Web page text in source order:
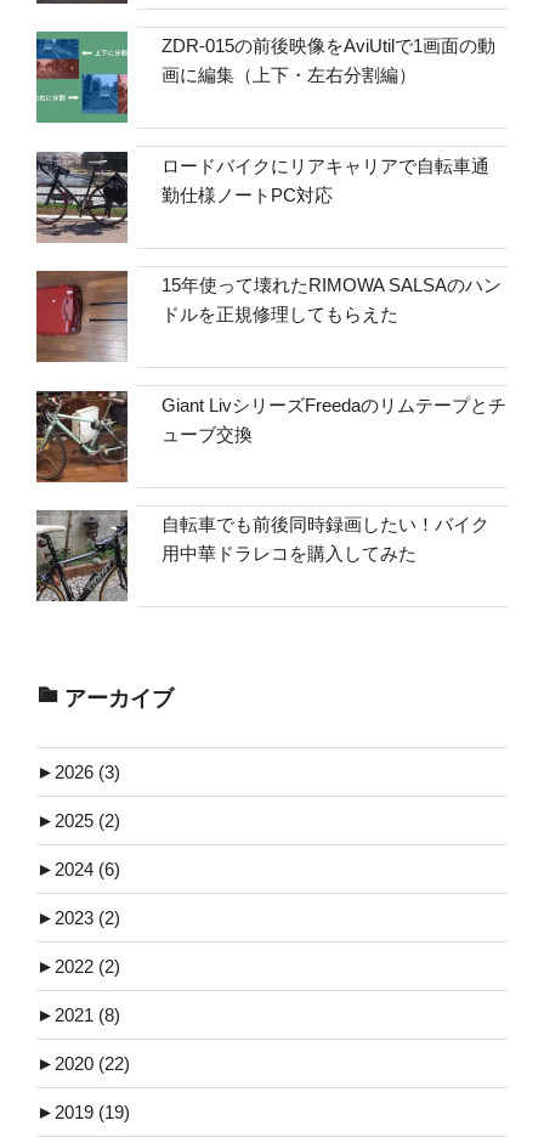
ZDR-015の前後映像をAviUtilで1画面の動
画に編集（上下・左右分割編）
ロードバイクにリアキャリアで自転車通
勤仕様ノートPC対応
15年使って壊れたRIMOWA SALSAのハン
ドルを正規修理してもらえた
Giant LivシリーズFreedaのリムテープとチ
ューブ交換
自転車でも前後同時録画したい！バイク
用中華ドラレコを購入してみた
アーカイブ
► 2026 (3)
► 2025 (2)
► 2024 (6)
► 2023 (2)
► 2022 (2)
► 2021 (8)
► 2020 (22)
► 2019 (19)